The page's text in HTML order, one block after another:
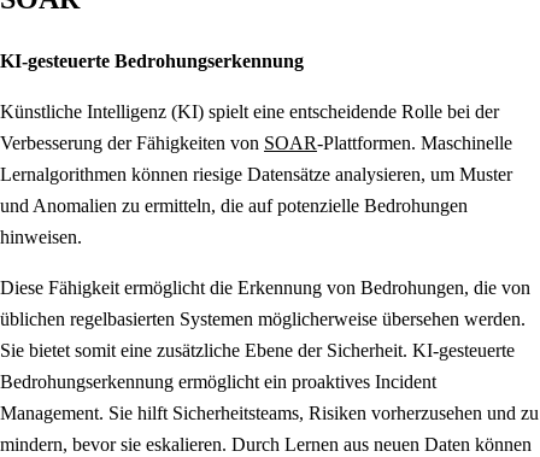
KI-gesteuerte Bedrohungserkennung
Künstliche Intelligenz (KI) spielt eine entscheidende Rolle bei der
Verbesserung der Fähigkeiten von SOAR-Plattformen. Maschinelle
Lernalgorithmen können riesige Datensätze analysieren, um Muster
und Anomalien zu ermitteln, die auf potenzielle Bedrohungen
hinweisen.
Diese Fähigkeit ermöglicht die Erkennung von Bedrohungen, die von
üblichen regelbasierten Systemen möglicherweise übersehen werden.
Sie bietet somit eine zusätzliche Ebene der Sicherheit. KI-gesteuerte
Bedrohungserkennung ermöglicht ein proaktives Incident
Management. Sie hilft Sicherheitsteams, Risiken vorherzusehen und zu
mindern, bevor sie eskalieren. Durch Lernen aus neuen Daten können